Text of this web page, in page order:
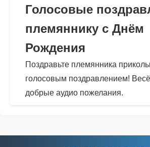
Голосовые
племяннику с Днём
Рождения
Поздравьте племянника
голосовым поздравлением!
добрые аудио пожелания.